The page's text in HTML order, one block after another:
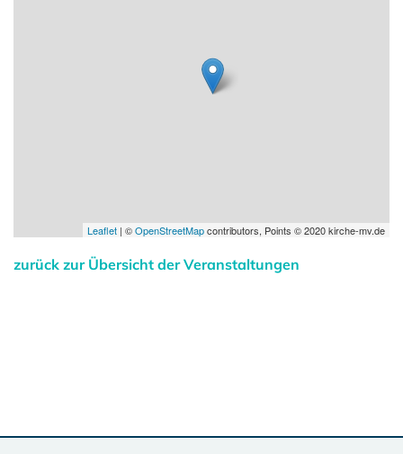
Leaflet | ©OpenStreetMapcontributors, Points © 2020 kirche-mv.de
zurück zur Übersicht der Veranstaltungen